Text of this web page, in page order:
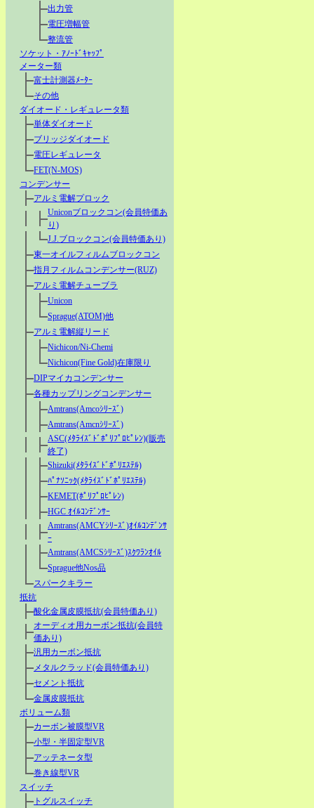
出力管
電圧増幅管
整流管
ソケット・ｱﾉｰﾄﾞｷｬｯﾌﾟ
メーター類
富士計測器ﾒｰﾀｰ
その他
ダイオード・レギュレータ類
単体ダイオード
ブリッジダイオード
電圧レギュレータ
FET(N-MOS)
コンデンサー
アルミ電解プロック
Uniconブロックコン(会員特価あ
り)
J.J.ブロックコン(会員特価あり)
東一オイルフィルムブロックコン
指月フィルムコンデンサー(RUZ)
アルミ電解チューブラ
Unicon
Sprague(ATOM)他
アルミ電解縦リード
Nichicon/Ni-Chemi
Nichicon(Fine Gold)在庫限り
DIPマイカコンデンサー
各種カップリングコンデンサー
Amtrans(Amcoｼﾘｰｽﾞ)
Amtrans(Amcnｼﾘｰｽﾞ)
ASC(ﾒﾀﾗｲｽﾞﾄﾞﾎﾟﾘﾌﾟﾛﾋﾟﾚﾝ)(販売
終了)
Shizuki(ﾒﾀﾗｲｽﾞﾄﾞﾎﾟﾘｴｽﾃﾙ)
ﾊﾟﾅｿﾆｯｸ(ﾒﾀﾗｲｽﾞﾄﾞﾎﾟﾘｴｽﾃﾙ)
KEMET(ﾎﾟﾘﾌﾟﾛﾋﾟﾚﾝ)
HGC ｵｲﾙｺﾝﾃﾞﾝｻｰ
Amtrans(AMCYｼﾘｰｽﾞ)ｵｲﾙｺﾝﾃﾞﾝｻ
ｰ
Amtrans(AMCSｼﾘｰｽﾞ)ｽｸﾜﾗﾝｵｲﾙ
Sprague他Nos品
スパークキラー
抵抗
酸化金属皮膜抵抗(会員特価あり)
オーディオ用カーボン抵抗(会員特
価あり)
汎用カーボン抵抗
メタルクラッド(会員特価あり)
セメント抵抗
金属皮膜抵抗
ボリューム類
カーボン被膜型VR
小型・半固定型VR
アッテネータ型
巻き線型VR
スイッチ
トグルスイッチ